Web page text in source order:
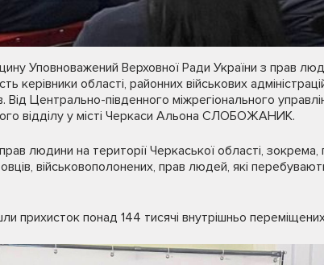
Уповноважений Верховної Ради України з прав
керівники області, районних військових
Від Центрально-південного міжрегіонального
відділу у місті Черкаси Альона СЛОБОЖАНИК.
людини на території Черкаської області, зокрема,
військовополонених, прав людей, які
прихисток понад 144 тисячі внутрішньо